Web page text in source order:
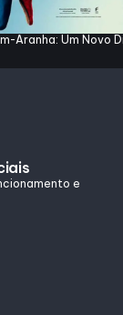
Aranha: Um Novo
e